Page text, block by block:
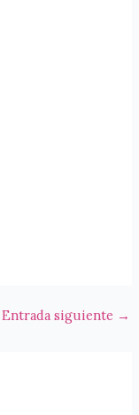
Entrada siguiente →